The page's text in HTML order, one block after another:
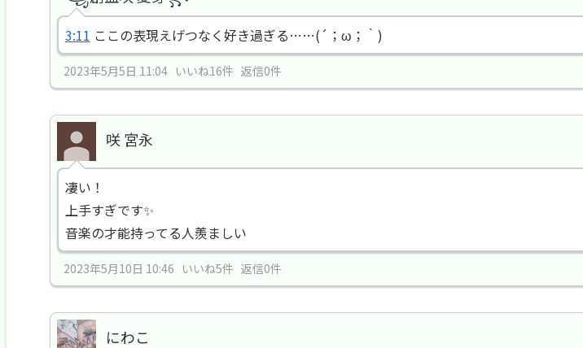
3:11 ここの表現えげつなく好き過ぎる……(´；ω；｀)
2023年5月5日 11:04 いいね16件 返信0件
咲 宮永
凄い！
上手すぎです✨
音楽の才能持ってる人羨ましい
2023年5月10日 10:46 いいね5件 返信0件
にわこ